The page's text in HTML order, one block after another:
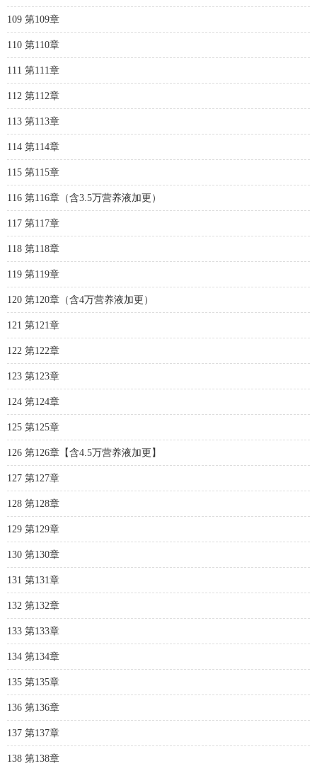
109 第109章
110 第110章
111 第111章
112 第112章
113 第113章
114 第114章
115 第115章
116 第116章（含3.5万营养液加更）
117 第117章
118 第118章
119 第119章
120 第120章（含4万营养液加更）
121 第121章
122 第122章
123 第123章
124 第124章
125 第125章
126 第126章【含4.5万营养液加更】
127 第127章
128 第128章
129 第129章
130 第130章
131 第131章
132 第132章
133 第133章
134 第134章
135 第135章
136 第136章
137 第137章
138 第138章